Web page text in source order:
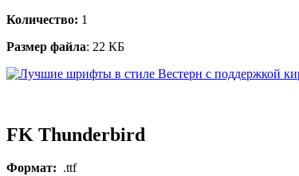
Количество: 1
Размер файла: 22 КБ
FK Thunderbird
Формат: .ttf